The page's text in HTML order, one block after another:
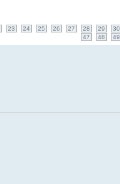
23 24 25 26 27 28 29 30
47
48 49